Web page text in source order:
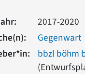
2017-2020
Gegenwart
bbzl böhm